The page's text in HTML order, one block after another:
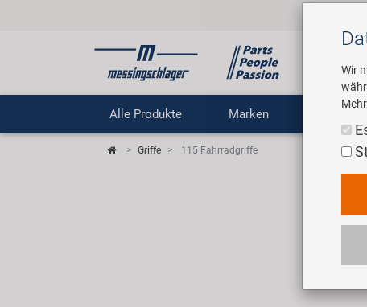
Alle Produkte Marken
Griffe 115 Fahrradgriffe
Wir